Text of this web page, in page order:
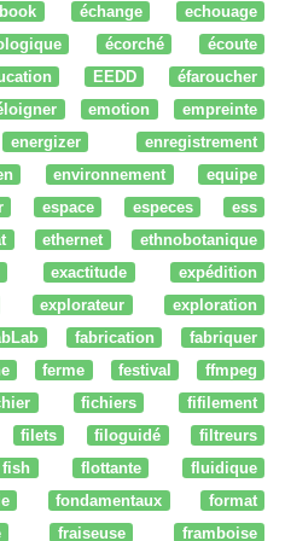
échange
echouage
écorché
écoute
EEDD
éfaroucher
emotion
empreinte
energizer
enregistrement
environnement
equipe
espace especes
ess
ethernet
ethnobotanique
exactitude
expédition
explorateur
exploration
fabrication
fabriquer
ferme festival
ffmpeg
fichiers
fifilement
filets filoguidé
filtreurs
fish flottante
fluidique
fondamentaux
format
fraiseuse
framboise